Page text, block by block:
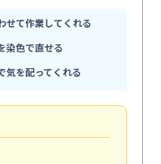
せて作業してくれる
染色で直せる
気を配ってくれる